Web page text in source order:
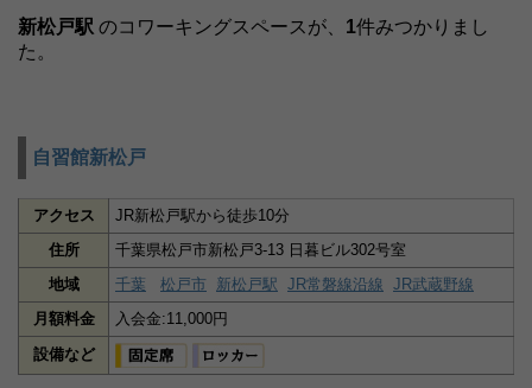
新松戸駅 のコワーキングスペースが、 1件みつかりまし
た。
自習館新松戸
アクセス
JR新松戸駅から徒歩10分
住所
千葉県松戸市新松戸3-13 日暮ビル302号室
地域
千葉 松戸市 新松戸駅 JR常磐線沿線 JR武蔵野線
月額料金
入会金:11,000円
設備など